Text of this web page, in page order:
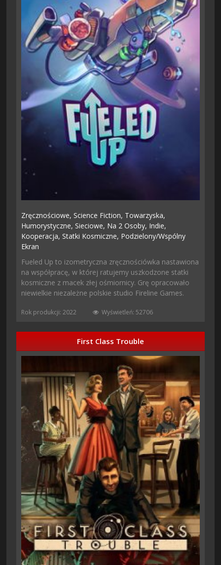
Zręcznościowe,Science Fiction, Towarzyska,
Humorystyczne,Sieciowe, Na 2 Osoby, Indie,
Kooperacja,Statki Kosmiczne, Podzielony/wspólny
Ekran
Fueled Up to izometryczna zręcznościówka nastawiona
na współpracę, w której ratujemy uszkodzone statki
kosmiczne z macek złej ośmiornicy. Grę opracowało
niewielkie niezależne polskie studio Fireline Games.
Rok produkcji: 2022 Wyświetleń: 52706
First Class Trouble